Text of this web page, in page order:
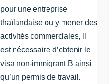
pour une entreprise
thaïlandaise ou y mener des
activités commerciales, il
est nécessaire d’obtenir le
visa non-immigrant B ainsi
qu’un permis de travail.